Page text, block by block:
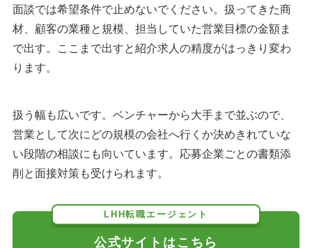
面談では希望条件で止めないでください。扱ってきた商
材、顧客の業種と規模、担当していた営業目標の金額ま
で出す。ここまで出すと紹介求人の精度がはっきり変わ
ります。
扱う幅も広いです。ベンチャーから大手まで並ぶので、
営業として次にどの規模の会社へ行くか決めきれていな
い段階の相談にも向いています。応募企業ごとの書類添
削と面接対策も受けられます。
LHH転職エージェント
公式サイトはこちら